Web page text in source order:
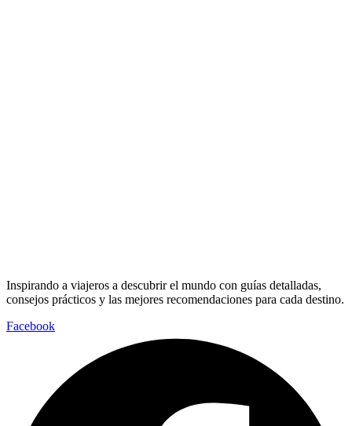
Inspirando a viajeros a descubrir el mundo con guías detalladas,
consejos prácticos y las mejores recomendaciones para cada destino.
Facebook